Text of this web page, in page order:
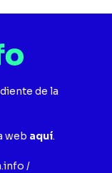
de la
web aquí.
/